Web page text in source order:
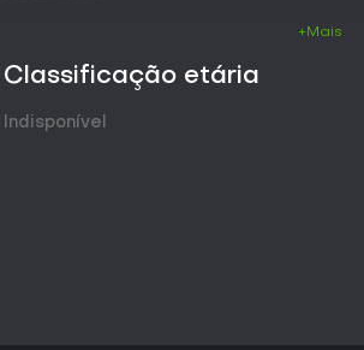
obtidos por meio de recompensas e podem
rodas e componentes de desempenho. O
jogadores por atividades do festival e
resultados.
+Mais
Classificação etária
Indisponível